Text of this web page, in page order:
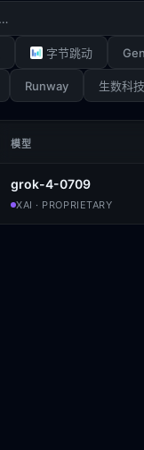
字节跳动
Runway 生数科技
模型
grok-4-0709
XAI · PROPRIETARY